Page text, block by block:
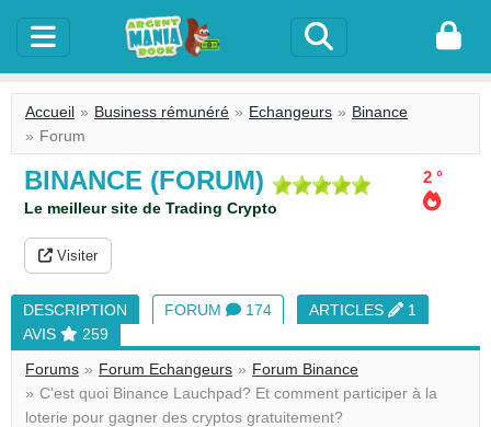
Accueil Business rémunéré Echangeurs
Binance
Forum
BINANCE (FORUM) 2 °
Le meilleur site de Trading Crypto
Visiter
DESCRIPTION FORUM 174 ARTICLES
1
AVIS
259
Forums
Forum Echangeurs
Forum Binance
C'est quoi Binance Lauchpad? Et comment participer à la
loterie pour gagner des cryptos gratuitement?